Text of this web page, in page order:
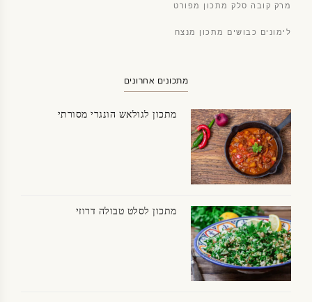
מרק קובה סלק מתכון מפורט
לימונים כבושים מתכון מנצח
מתכונים אחרונים
מתכון לגולאש הונגרי מסורתי
מתכון לסלט טבולה דרוזי